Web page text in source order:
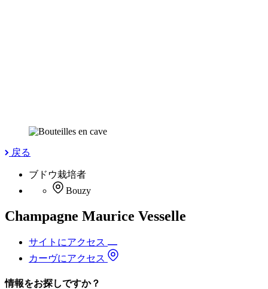
戻る
ブドウ栽培者
Bouzy
Champagne Maurice Vesselle
サイトにアクセス
カーヴにアクセス
情報をお探しですか？